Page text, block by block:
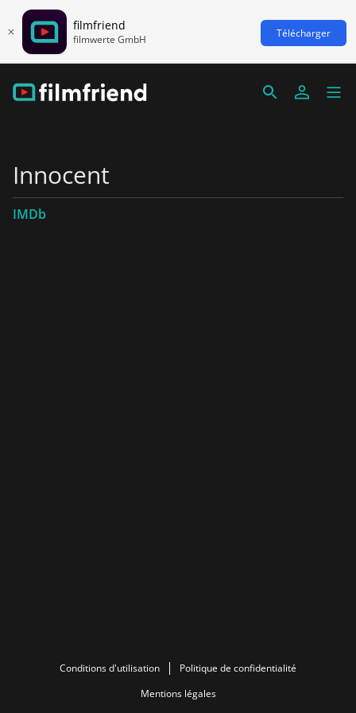
filmfriend
filmwerte GmbH Télécharger
Innocent
IMDb
Conditions d'utilisation
Politique de confidentialité
Mentions légales